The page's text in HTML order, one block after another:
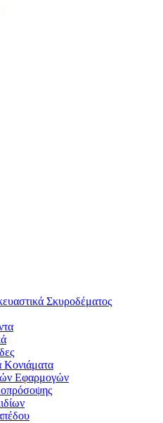
Σκυροδέματος
Κονιάματα
Εφαρμογών